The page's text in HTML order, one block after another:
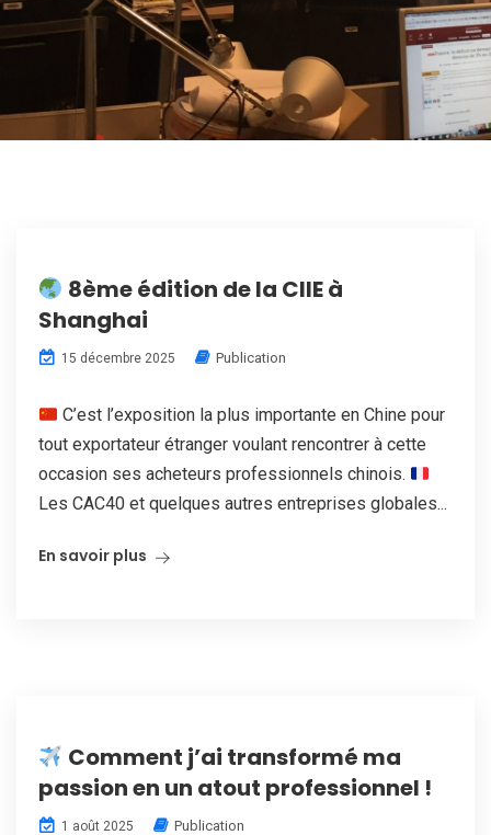
8ème édition de la CIIE à
Shanghai
15 décembre 2025 Publication
C’est l’exposition la plus importante en Chine pour
tout exportateur étranger voulant rencontrer à cette
occasion ses acheteurs professionnels chinois.
Les CAC40 et quelques autres entreprises globales...
En savoir plus
Comment j’ai transformé ma
passion en un atout professionnel !
1 août 2025 Publication